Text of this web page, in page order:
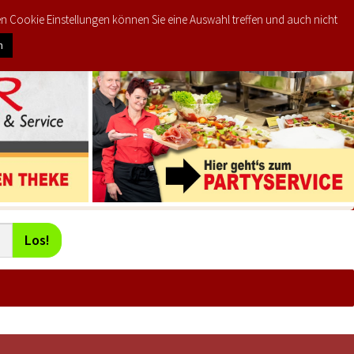
MEIN KONTO €0,00 0
Los!
Cookie Einstellungen können Sie eine Auswahl treffen und auch nicht